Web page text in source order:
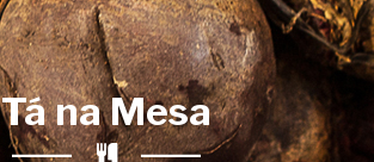
Tá na Mesa